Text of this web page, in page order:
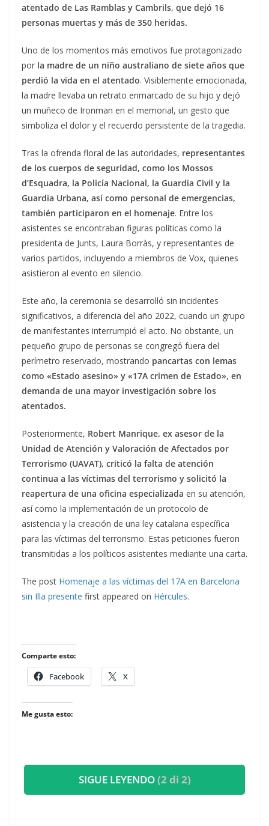
atentado de Las Ramblas y Cambrils, que dejó 16
personas muertas y más de 350 heridas.
Uno de los momentos más emotivos fue protagonizado
por la madre de un niño australiano de siete años que
perdió la vida en el atentado. Visiblemente emocionada,
la madre llevaba un retrato enmarcado de su hijo y dejó
un muñeco de Ironman en el memorial, un gesto que
simboliza el dolor y el recuerdo persistente de la tragedia.
Tras la ofrenda floral de las autoridades, representantes
de los cuerpos de seguridad, como los Mossos
d’Esquadra, la Policía Nacional, la Guardia Civil y la
Guardia Urbana, así como personal de emergencias,
también participaron en el homenaje. Entre los
asistentes se encontraban figuras políticas como la
presidenta de Junts, Laura Borràs, y representantes de
varios partidos, incluyendo a miembros de Vox, quienes
asistieron al evento en silencio.
Este año, la ceremonia se desarrolló sin incidentes
significativos, a diferencia del año 2022, cuando un grupo
de manifestantes interrumpió el acto. No obstante, un
pequeño grupo de personas se congregó fuera del
perímetro reservado, mostrando pancartas con lemas
como «Estado asesino» y «17A crimen de Estado», en
demanda de una mayor investigación sobre los
atentados.
Posteriormente, Robert Manrique, ex asesor de la
Unidad de Atención y Valoración de Afectados por
Terrorismo (UAVAT), criticó la falta de atención
continua a las víctimas del terrorismo y solicitó la
reapertura de una oficina especializada en su atención,
así como la implementación de un protocolo de
asistencia y la creación de una ley catalana específica
para las víctimas del terrorismo. Estas peticiones fueron
transmitidas a los políticos asistentes mediante una carta.
The post Homenaje a las víctimas del 17A en Barcelona
sin Illa presente first appeared on Hércules.
Comparte esto:
Facebook X
Me gusta esto:
SIGUE LEYENDO(2 di 2)